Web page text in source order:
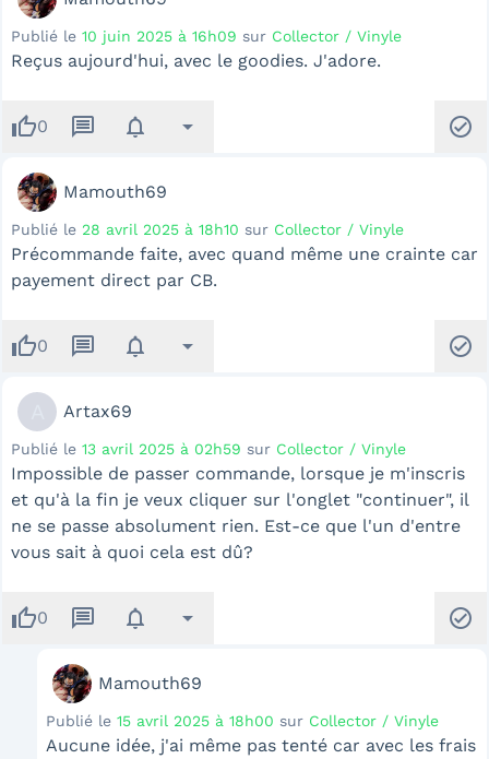
Publié le 10 juin 2025 à 16h09 sur Collector / Vinyle
Reçus aujourd'hui, avec le goodies. J'adore.
thumb_up0 message notifications arrow_drop_down check_circle
Mamouth69
Publié le 28 avril 2025 à 18h10 sur Collector / Vinyle
Précommande faite, avec quand même une crainte car
payement direct par CB.
thumb_up0 message notifications arrow_drop_down check_circle
Artax69
Publié le 13 avril 2025 à 02h59 sur Collector / Vinyle
Impossible de passer commande, lorsque je m'inscris
et qu'à la fin je veux cliquer sur l'onglet "continuer", il
ne se passe absolument rien. Est-ce que l'un d'entre
vous sait à quoi cela est dû?
thumb_up0 message notifications arrow_drop_down check_circle
Mamouth69
Publié le 15 avril 2025 à 18h00 sur Collector / Vinyle
Aucune idée, j'ai même pas tenté car avec les frais